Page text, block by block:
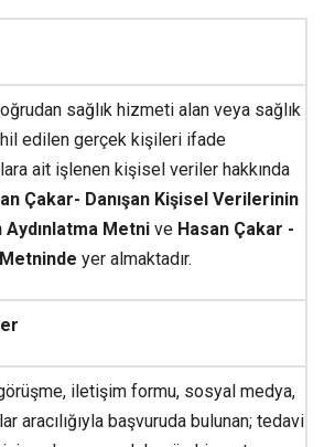
sağlık hizmeti alan veya sağlık
edilen gerçek kişileri ifade
ait işlenen kişisel veriler hakkında
Çakar- Danışan Kişisel Verilerinin
Metni ve Hasan Çakar -
Metninde yer almaktadır.
iletişim formu, sosyal medya,
aracılığıyla başvuruda bulunan; tedavi